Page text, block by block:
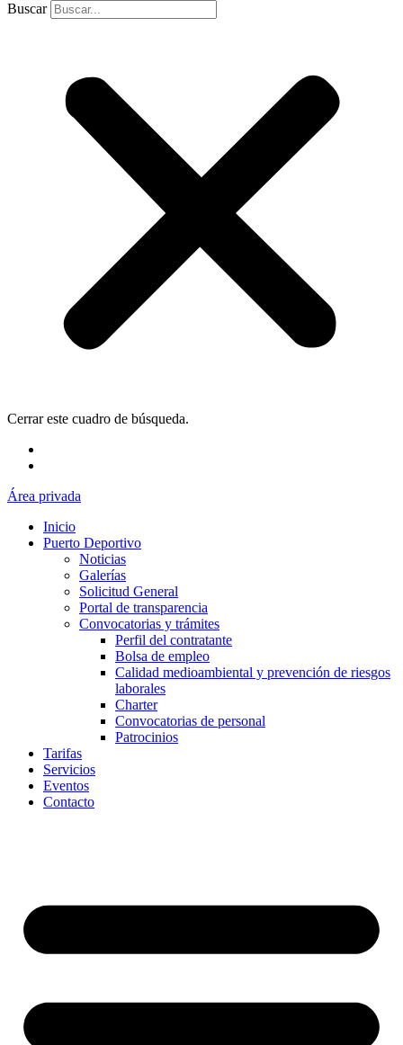
Buscar
Cerrar este cuadro de búsqueda.
Área privada
Inicio
Puerto Deportivo
Noticias
Galerías
Solicitud General
Portal de transparencia
Convocatorias y trámites
Perfil del contratante
Bolsa de empleo
Calidad medioambiental y prevención de riesgos
laborales
Charter
Convocatorias de personal
Patrocinios
Tarifas
Servicios
Eventos
Contacto